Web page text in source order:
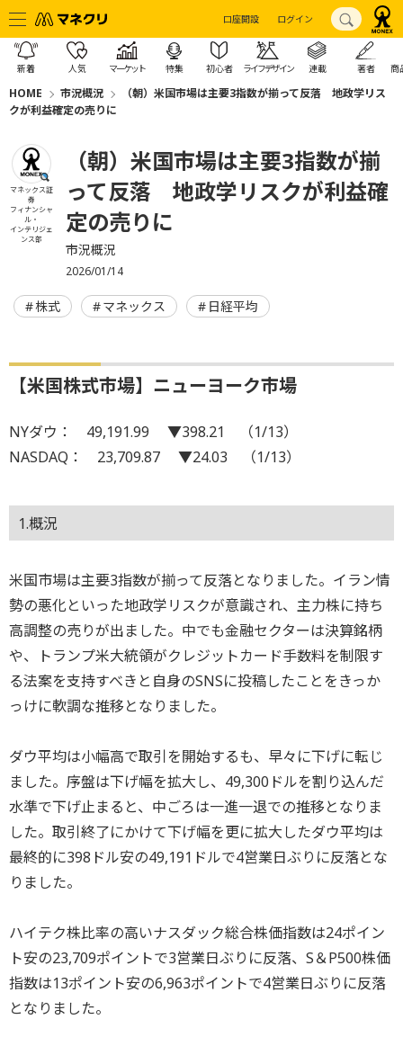
口座開設 ログイン
新着 人気 マーケット 特集 初心者 ライフデザイン 連載 著者 商
HOME 市況概況
（朝）米国市場は主要3指数が揃って反落 地政学リス
クが利益確定の売りに
マネックス証
券
フィナンシャ
ル・
インテリジェ
ンス部
（朝）米国市場は主要3指数が揃
って反落 地政学リスクが利益確
定の売りに
市況概況
2026/01/14
株式 マネックス 日経平均
【米国株式市場】ニューヨーク市場
NYダウ： 49,191.99 ▼398.21 （1/13）
NASDAQ： 23,709.87 ▼24.03 （1/13）
1.概況
米国市場は主要3指数が揃って反落となりました。イラン情
勢の悪化といった地政学リスクが意識され、主力株に持ち
高調整の売りが出ました。中でも金融セクターは決算銘柄
や、トランプ米大統領がクレジットカード手数料を制限す
る法案を支持すべきと自身のSNSに投稿したことをきっか
っけに軟調な推移となりました。
ダウ平均は小幅高で取引を開始するも、早々に下げに転じ
ました。序盤は下げ幅を拡大し、49,300ドルを割り込んだ
水準で下げ止まると、中ごろは一進一退での推移となりま
した。取引終了にかけて下げ幅を更に拡大したダウ平均は
最終的に398ドル安の49,191ドルで4営業日ぶりに反落とな
りました。
ハイテク株比率の高いナスダック総合株価指数は24ポイン
ト安の23,709ポイントで3営業日ぶりに反落、S＆P500株価
指数は13ポイント安の6,963ポイントで4営業日ぶりに反落
となりました。